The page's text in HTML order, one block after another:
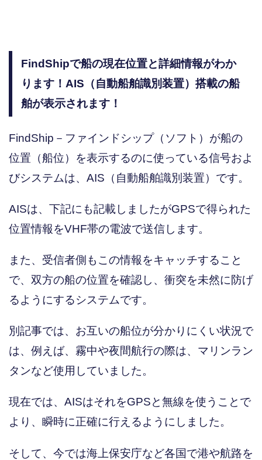
FindShipで船の現在位置と詳細情報がわか
ります！AIS（自動船舶識別装置）搭載の船
舶が表示されます！
FindShip－ファインドシップ（ソフト）が船の
位置（船位）を表示するのに使っている信号およ
びシステムは、AIS（自動船舶識別装置）です。
AISは、下記にも記載しましたがGPSで得られた
位置情報をVHF帯の電波で送信します。
また、受信者側もこの情報をキャッチすること
で、双方の船の位置を確認し、衝突を未然に防げ
るようにするシステムです。
別記事では、お互いの船位が分かりにくい状況で
は、例えば、霧中や夜間航行の際は、マリンラン
タンなど使用していました。
現在では、AISはそれをGPSと無線を使うことで
より、瞬時に正確に行えるようにしました。
そして、今では海上保安庁など各国で港や航路を